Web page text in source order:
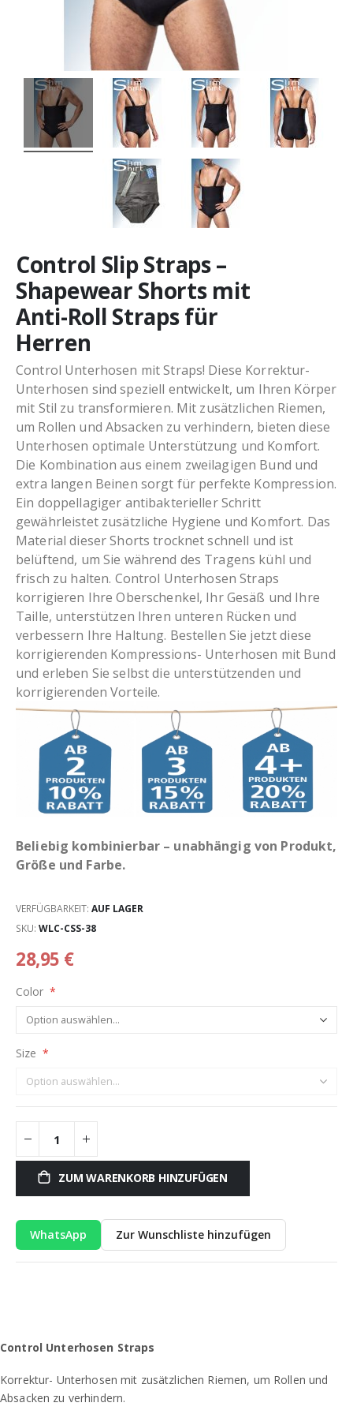
Control Slip Straps –
Shapewear Shorts mit
Anti-Roll Straps für
Herren
28,95 €
Control Unterhosen mit Straps! Diese Korrektur-
Unterhosen sind speziell entwickelt, um Ihren Körper
mit Stil zu transformieren. Mit zusätzlichen Riemen,
um Rollen und Absacken zu verhindern, bieten diese
Unterhosen optimale Unterstützung und Komfort.
Die Kombination aus einem zweilagigen Bund und
extra langen Beinen sorgt für perfekte Kompression.
Ein doppellagiger antibakterieller Schritt
gewährleistet zusätzliche Hygiene und Komfort. Das
Material dieser Shorts trocknet schnell und ist
belüftend, um Sie während des Tragens kühl und
frisch zu halten. Control Unterhosen Straps
korrigieren Ihre Oberschenkel, Ihr Gesäß und Ihre
Taille, unterstützen Ihren unteren Rücken und
verbessern Ihre Haltung. Bestellen Sie jetzt diese
korrigierenden Kompressions- Unterhosen mit Bund
und erleben Sie selbst die unterstützenden und
korrigierenden Vorteile.
Beliebig kombinierbar – unabhängig von Produkt,
Größe und Farbe.
VERFÜGBARKEIT: AUF LAGER
SKU WLC-CSS-38
Color
Size
ZUM WARENKORB HINZUFÜGEN
WhatsApp Zur Wunschliste hinzufügen
Control Unterhosen Straps
Korrektur- Unterhosen mit zusätzlichen Riemen, um Rollen und
Absacken zu verhindern.